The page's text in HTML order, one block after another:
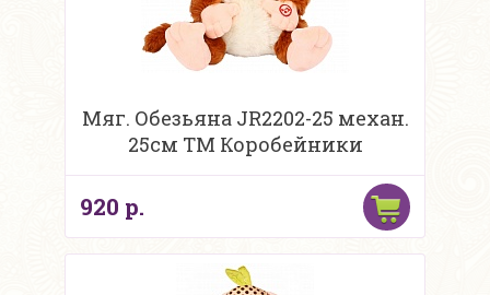
Мяг. Обезьяна JR2202-25 механ.
25см ТМ Коробейники
920 р.